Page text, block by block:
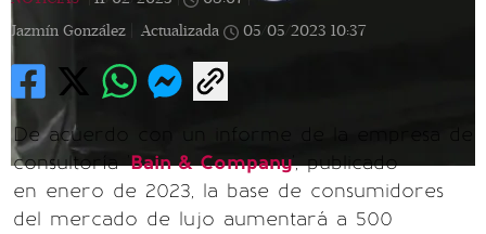
Jazmín González |
Actualizada 05/05/2023 10:37
De acuerdo con un informe de la empresa de
consultoría 'Bain & Company', publicado
en enero de 2023, la base de consumidores
del mercado de lujo aumentará a 500